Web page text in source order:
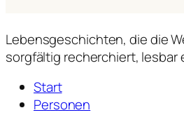
Lebensgeschichten, die die
sorgfältig recherchiert, lesbar
Start
Personen